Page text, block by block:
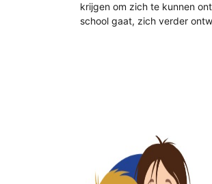
krijgen om zich te kunnen
school gaat, zich verder